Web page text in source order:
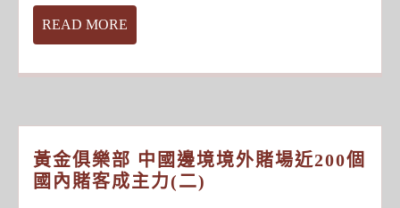
期
號
相
跟
大
READ MORE
MORE
黃金俱樂部 中國邊境境外賭場近200個
國內賭客成主力(二)